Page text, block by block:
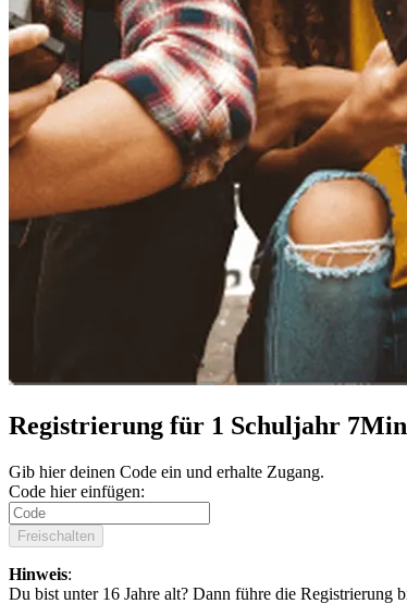
Registrierung für 1 Schuljahr
Gib hier deinen Code ein und erhalte Zugang.
Code hier einfügen:
Freischalten
Hinweis:
Du bist unter 16 Jahre alt? Dann führe die Registrierung